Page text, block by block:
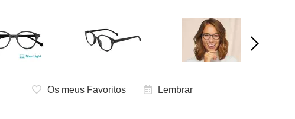
Next
Os meus Favoritos Lembrar